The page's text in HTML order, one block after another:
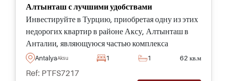
Алтынташ с лучшими удобствами
Инвестируйте в Турцию, приобретая одну из этих
недорогих квартир в районе Аксу, Алтынташ в
Анталии, являющуюся частью комплекса
гостиничного уровня, оснащенного рядом удобств
AntalyaAksu 1 1 62 кв.м
Ref: PTFS7217